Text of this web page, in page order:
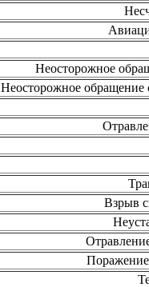
Неосторожное
Неосторожное обращение
Взрыв
Поражение